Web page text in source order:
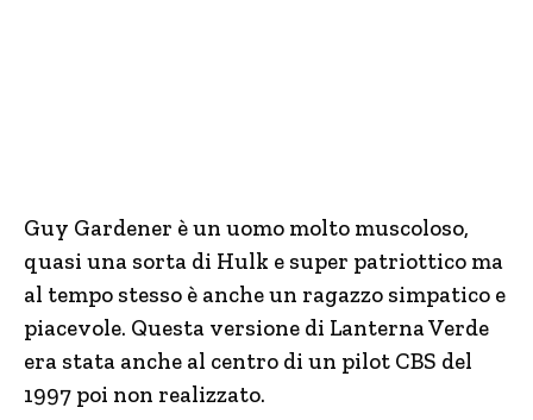
Guy Gardener è un uomo molto muscoloso,
quasi una sorta di Hulk e super patriottico ma
al tempo stesso è anche un ragazzo simpatico e
piacevole. Questa versione di Lanterna Verde
era stata anche al centro di un pilot CBS del
1997 poi non realizzato.